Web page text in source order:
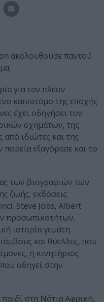
ακολουθούσε παντού
για τον πλέον
καινοτόμο της εποχής
έχει οδηγήσει τον
οχημάτων, της
ιδιώτες και της
εξαγόρασε και το
των βιογραφιών των
ζωής, εκδόσεις
Steve Jobs, Albert
προσωπικοτήτων,
ιστορία γεμάτη
και θύελλες, που
η κινητήριος
οδηγεί στην
στη Νότια Αφρική,